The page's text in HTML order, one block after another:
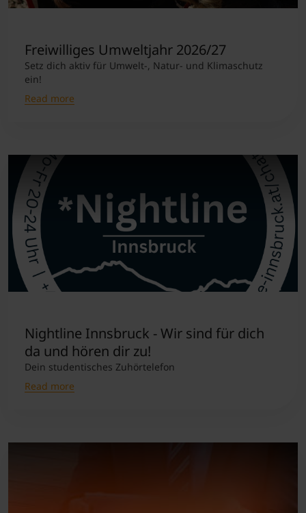
Freiwilliges Umweltjahr 2026/27
Setz dich aktiv für Umwelt-, Natur- und Klimaschutz
ein!
Read more
Nightline Innsbruck - Wir sind für dich
da und hören dir zu!
Dein studentisches Zuhörtelefon
Read more